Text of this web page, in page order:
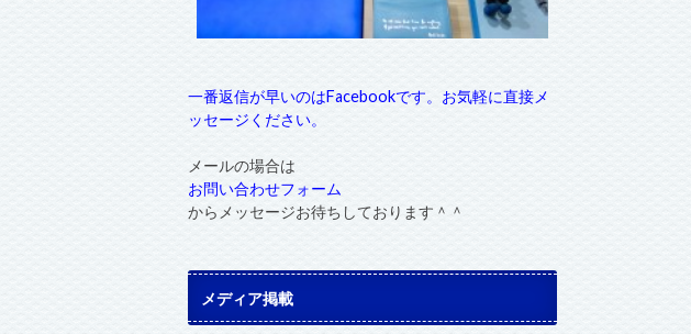
一番返信が早いのはFacebookです。お気軽に直接メ
ッセージください。
メールの場合は
お問い合わせフォーム
からメッセージお待ちしております＾＾
メディア掲載